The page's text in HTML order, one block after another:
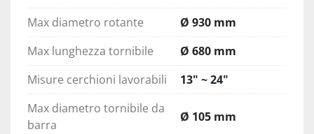
Max diametro rotante
Ø 930 mm
Max lunghezza tornibile
Ø 680 mm
Misure cerchioni lavorabili
13" ~ 24"
Max diametro tornibile da
barra
Ø 105 mm